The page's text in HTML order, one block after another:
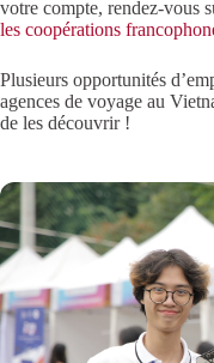
votre compte, rendez-vous
les coopérations
Plusieurs opportunités
agences de voyage au
de les découvrir !